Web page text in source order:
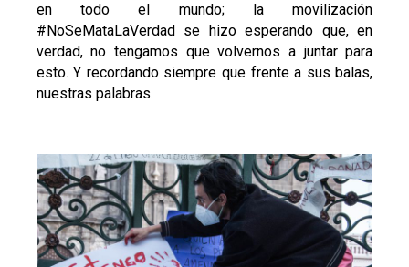
en todo el mundo; la movilización
#NoSeMataLaVerdad se hizo esperando que, en
verdad, no tengamos que volvernos a juntar para
esto. Y recordando siempre que frente a sus balas,
nuestras palabras.